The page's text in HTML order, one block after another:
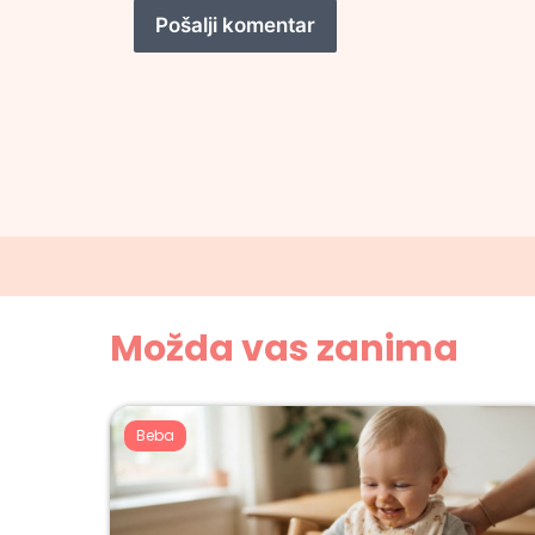
Možda vas zanima
Beba